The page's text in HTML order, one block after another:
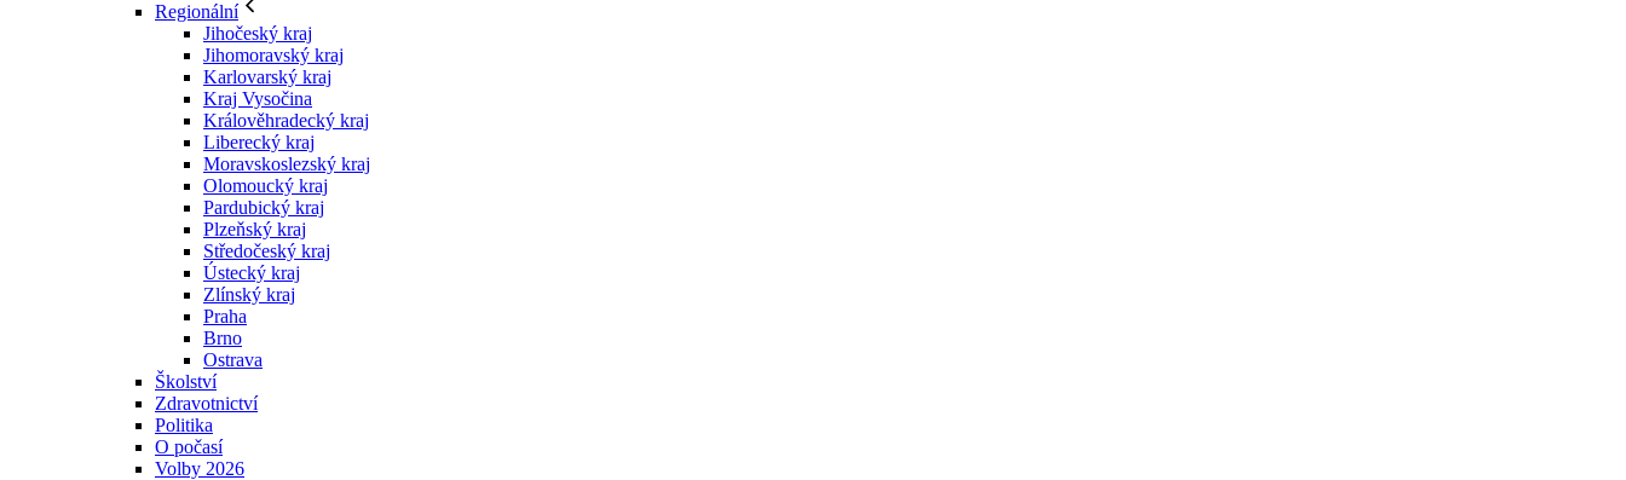
Regionální
Jihočeský kraj
Jihomoravský kraj
Karlovarský kraj
Kraj Vysočina
Králověhradecký kraj
Liberecký kraj
Moravskoslezský kraj
Olomoucký kraj
Pardubický kraj
Plzeňský kraj
Středočeský kraj
Ústecký kraj
Zlínský kraj
Praha
Brno
Ostrava
Školství
Zdravotnictví
Politika
O počasí
Volby 2026